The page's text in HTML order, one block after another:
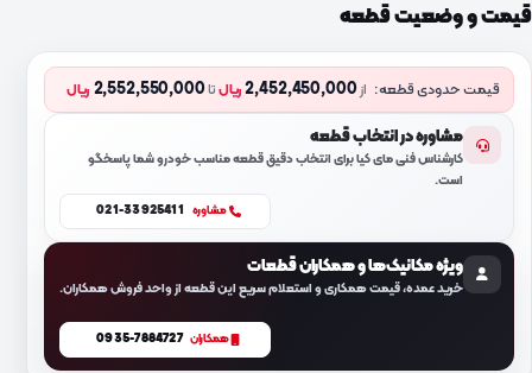
قیمت و وضعیت قطعه
قیمت حدودی قطعه: از2,452,450,000 ریالتا2,552,550,000 ریال
مشاوره در انتخاب قطعه
کارشناس فنی مای کیا برای انتخاب دقیق قطعه مناسب خودرو شما پاسخگو
است.
مشاوره 021-33925411
ویژه مکانیک‌ها و همکاران قطعات
خرید عمده، قیمت همکاری و استعلام سریع این قطعه از واحد فروش همکاران.
همکاران 0935-7884727